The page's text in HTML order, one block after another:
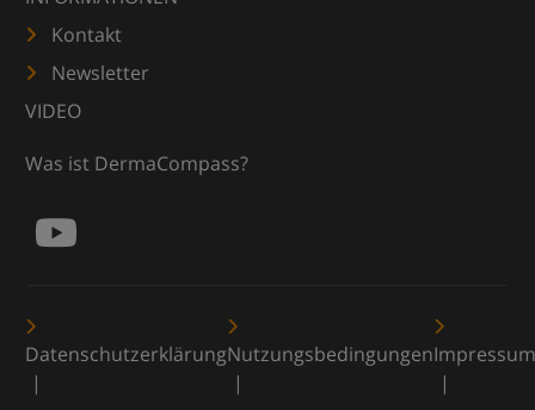
Kontakt
Newsletter
VIDEO
Was ist DermaCompass?
DatenschutzerklärungNutzungsbedingungenImpressum